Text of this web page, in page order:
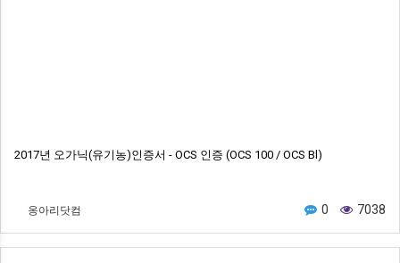
2017년 오가닉(유기농)인증서 - OCS 인증 (OCS 100 / OCS Bl)
옹아리닷컴 0 7038